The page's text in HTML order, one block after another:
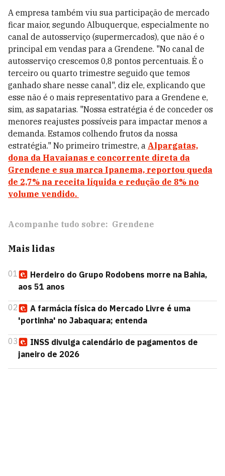
A empresa também viu sua participação de mercado
ficar maior, segundo Albuquerque, especialmente no
canal de autosserviço (supermercados), que não é o
principal em vendas para a Grendene. "No canal de
autosserviço crescemos 0,8 pontos percentuais. É o
terceiro ou quarto trimestre seguido que temos
ganhado share nesse canal", diz ele, explicando que
esse não é o mais representativo para a Grendene e,
sim, as sapatarias. "Nossa estratégia é de conceder os
menores reajustes possíveis para impactar menos a
demanda. Estamos colhendo frutos da nossa
estratégia." No primeiro trimestre, a Alpargatas,
dona da Havaianas e concorrente direta da
Grendene e sua marca Ipanema, reportou queda
de 2,7% na receita líquida e redução de 8% no
volume vendido.
Acompanhe tudo sobre: Grendene
Mais lidas
01
Herdeiro do Grupo Rodobens morre na Bahia,
aos 51 anos
02
A farmácia física do Mercado Livre é uma
'portinha' no Jabaquara; entenda
03
INSS divulga calendário de pagamentos de
janeiro de 2026